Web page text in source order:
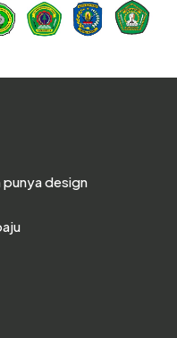
punya design